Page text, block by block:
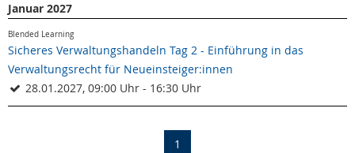
Januar 2027
Blended Learning
Sicheres Verwaltungshandeln Tag 2 - Einführung in das
Verwaltungsrecht für Neueinsteiger:innen
28.01.2027, 09:00 Uhr - 16:30 Uhr
1